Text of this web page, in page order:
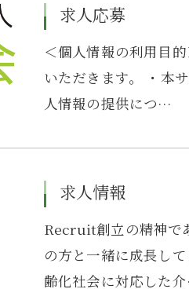
求人応募
＜個人情報の利用目
いただきます。 ・本
人情報の提供につ…
求人情報
Recruit創立の精神で
の方と一緒に成長し
齢化社会に対応した